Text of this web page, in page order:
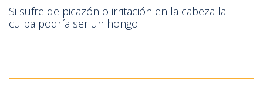
Si sufre de picazón o irritación en la cabeza la
culpa podría ser un hongo.